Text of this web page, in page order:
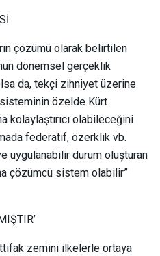
çözümü olarak belirtilen
dönemsel gerçeklik
da, tekçi zihniyet üzerine
özelde Kürt
kolaylaştırıcı olabileceğini
federatif, özerklik vb.
uygulanabilir durum oluşturan
çözümcü sistem olabilir”
zemini ilkelerle ortaya